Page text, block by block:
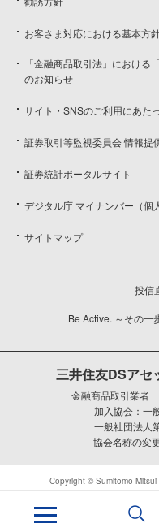
お客さま対応における基本方
「金融商品取引法」におけ
のお知らせ
サイト・SNSのご利用にあた
証券取引等監視委員会 情報提
証券統計ポータルサイト
デジタル庁 マイナンバー（個
サイトマップ
投信
Be Active. ～その一
三井住友DSアセ
金融商品取引業者
加入協会：一
一般社団法人
協会名称の変
Copyright © Sumitomo